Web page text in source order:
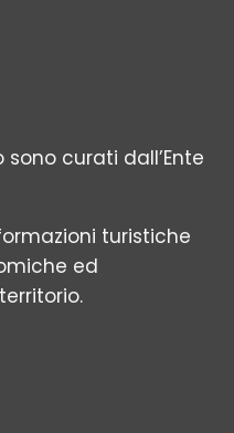
curati dall’Ente
turistiche
ed